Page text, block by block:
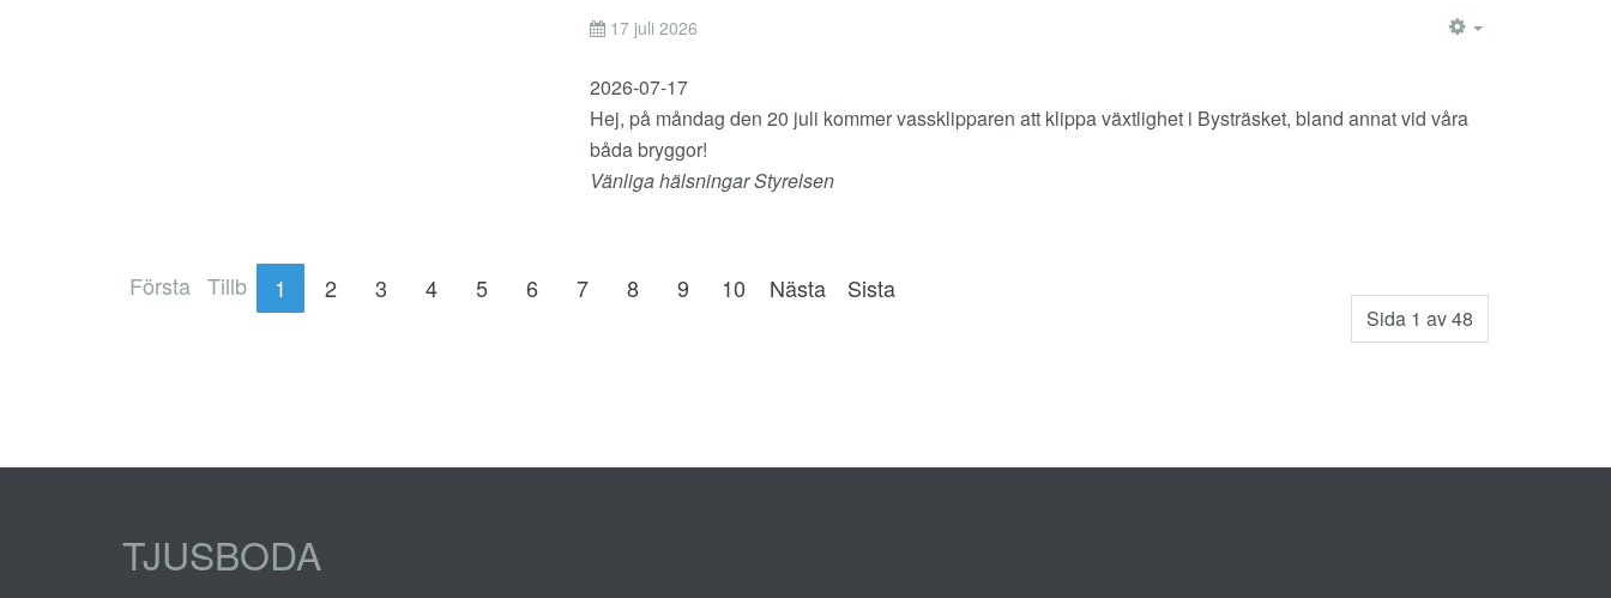
17 juli 2026
2026-07-17
Hej, på måndag den 20 juli kommer vassklipparen att klippa växtlighet i Bysträsket, bland annat vid våra
båda bryggor!
Vänliga hälsningar Styrelsen
Sida 1 av 48
Första Tillb 1 2 3 4 5 6 7 8 9 10 Nästa Sista
TJUSBODA